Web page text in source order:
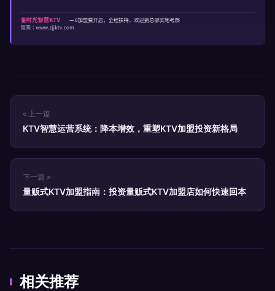
« 上一篇
KTV智慧运营系统：降本增效，重塑KTV加盟投资新格局
下一篇 »
量贩式KTV加盟指南：投资量贩式KTV加盟店如何快速回本
相关推荐